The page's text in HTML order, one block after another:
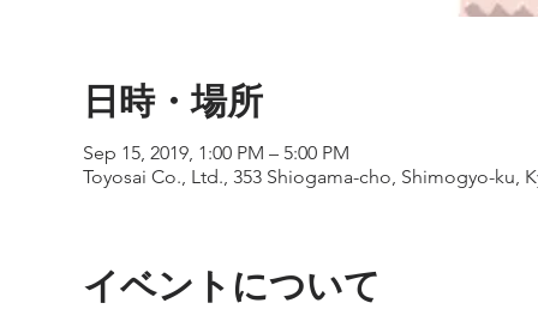
日時・場所
Sep 15, 2019, 1:00 PM – 5:00 PM
Toyosai Co., Ltd., 353 Shiogama-cho, Shimogyo-ku,
イベントについて